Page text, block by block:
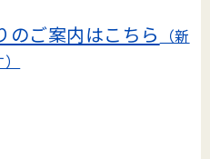
のご案内はこちら
（新